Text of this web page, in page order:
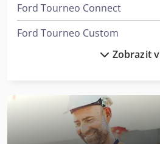
Ford Tourneo Connect
Ford Tourneo Custom
Ford Transit Kombi
Haulotte Compact 8
Heesemann Ksa 8
Zobrazit